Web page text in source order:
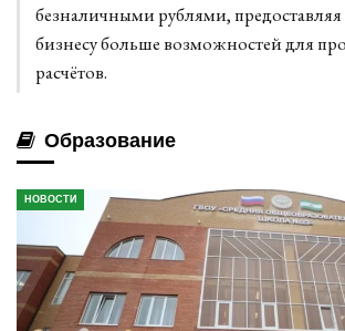
безналичными рублями,
бизнесу больше возможностей для
расчётов.
Образование
НОВОСТИ